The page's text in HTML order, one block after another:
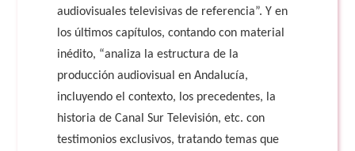
audiovisuales televisivas de referencia”. Y en
los últimos capítulos, contando con material
inédito, “analiza la estructura de la
producción audiovisual en Andalucía,
incluyendo el contexto, los precedentes, la
historia de Canal Sur Televisión, etc. con
testimonios exclusivos, tratando temas que